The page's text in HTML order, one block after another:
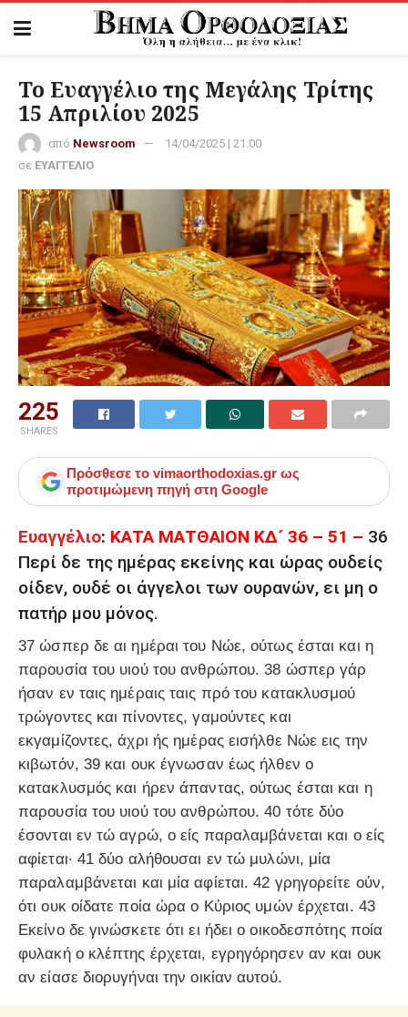
Το Ευαγγέλιο της Μεγάλης Τρίτης
15 Απριλίου 2025
από Newsroom
14/04/2025 | 21:00
σε ΕΥΑΓΓΕΛΙΟ
225
SHARES
Πρόσθεσε το vimaorthodoxias.gr ως
προτιμώμενη πηγή στη Google
Ευαγγέλιο: ΚΑΤΑ ΜΑΤΘΑΙΟΝ ΚΔ´ 36 – 51 – 36
Περί δε της ημέρας εκείνης και ώρας ουδείς
οίδεν, ουδέ οι άγγελοι των ουρανών, ει μη ο
πατήρ μου μόνος.
37 ώσπερ δε αι ημέραι του Νώε, ούτως έσται και η
παρουσία του υιού του ανθρώπου. 38 ώσπερ γάρ
ήσαν εν ταις ημέραις ταις πρό του κατακλυσμού
τρώγοντες και πίνοντες, γαμούντες και
εκγαμίζοντες, άχρι ής ημέρας εισήλθε Νώε εις την
κιβωτόν, 39 και ουκ έγνωσαν έως ήλθεν ο
κατακλυσμός και ήρεν άπαντας, ούτως έσται και η
παρουσία του υιού του ανθρώπου. 40 τότε δύο
έσονται εν τώ αγρώ, ο είς παραλαμβάνεται και ο είς
αφίεται· 41 δύο αλήθουσαι εν τώ μυλώνι, μία
παραλαμβάνεται και μία αφίεται. 42 γρηγορείτε ούν,
ότι ουκ οίδατε ποία ώρα ο Κύριος υμών έρχεται. 43
Εκείνο δε γινώσκετε ότι ει ήδει ο οικοδεσπότης ποία
φυλακή ο κλέπτης έρχεται, εγρηγόρησεν αν και ουκ
αν είασε διορυγήναι την οικίαν αυτού.